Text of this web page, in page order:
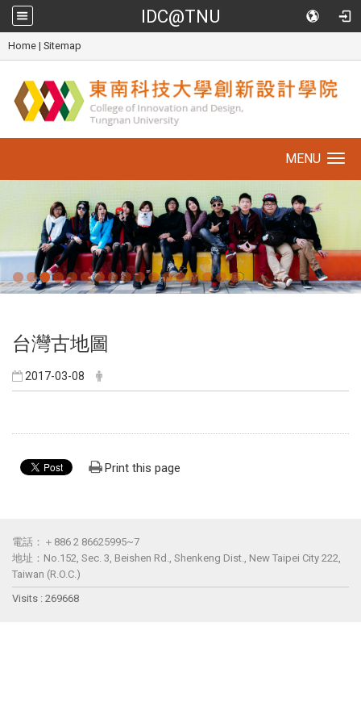
IDC@TNU
Home | Sitemap
navigation
MENU
台灣古地圖
2017-03-08
Print this page
電話：＋886 2 86625995~7
地址：No.152, Sec. 3, Beishen Rd., Shenkeng Dist., New Taipei City 222,
Taiwan (R.O.C.)
Visits : 269668